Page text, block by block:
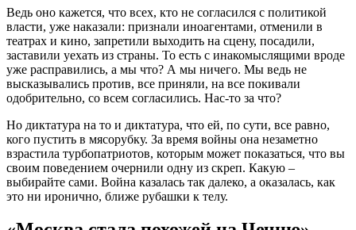
Ведь оно кажется, что всех, кто не согласился с политикой
власти, уже наказали: признали иноагентами, отменили в
театрах и кино, запретили выходить на сцену, посадили,
заставили уехать из страны. То есть с инакомыслящими вроде
уже расправились, а мы что? А мы ничего. Мы ведь не
высказывались против, все приняли, на все покивали
одобрительно, со всем согласились. Нас-то за что?
Но диктатура на то и диктатура, что ей, по сути, все равно,
кого пустить в мясорубку. За время войны она незаметно
взрастила турбопатриотов, которым может показаться, что вы
своим поведением очернили одну из скреп. Какую –
выбирайте сами. Война казалась так далеко, а оказалась, как
это ни иронично, ближе рубашки к телу.